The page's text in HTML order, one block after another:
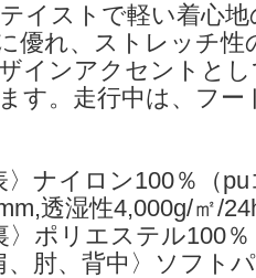
イストで軽い着心
優れ、ストレッチ
インアクセントと
す。走行中は、フ
〉ナイロン100％（
透湿性4,000g/㎡/
〉ポリエステル100
、肘、背中〉ソフト